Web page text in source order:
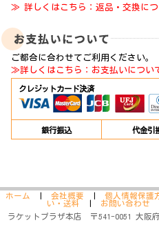
≫ 詳しくはこちら：返品・交換につ
ご都合に合わせてご利用ください。
≫詳しくはこちら：お支払いについ
クレジットカード決済
銀行振込 代金引
ホーム 会社概要 個人情報保護
い・送料
お問い合わせ
ラケットプラザ本店 〒541-0051 大阪